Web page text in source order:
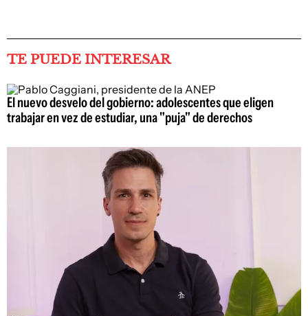
TE PUEDE INTERESAR
El nuevo desvelo del gobierno: adolescentes que eligen
trabajar en vez de estudiar, una "puja" de derechos